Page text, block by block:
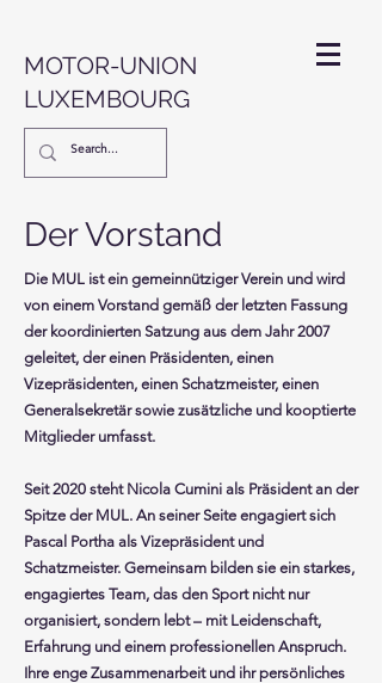
MOTOR-UNION
LUXEMBOURG
Der Vorstand
Die MUL ist ein gemeinnütziger Verein und wird
von einem Vorstand gemäß der letzten Fassung
der koordinierten Satzung aus dem Jahr 2007
geleitet, der einen Präsidenten, einen
Vizepräsidenten, einen Schatzmeister, einen
Generalsekretär sowie zusätzliche und kooptierte
Mitglieder umfasst.
Seit 2020 steht Nicola Cumini als Präsident an der
Spitze der MUL. An seiner Seite engagiert sich
Pascal Portha als Vizepräsident und
Schatzmeister. Gemeinsam bilden sie ein starkes,
engagiertes Team, das den Sport nicht nur
organisiert, sondern lebt – mit Leidenschaft,
Erfahrung und einem professionellen Anspruch.
Ihre enge Zusammenarbeit und ihr persönliches